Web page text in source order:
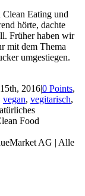
Clean Eating und
hörte, dachte
Früher haben wir
mit dem Thema
umgestiegen.
2016|0 Points,
vegan, vegitarisch,
Food
AG | Alle